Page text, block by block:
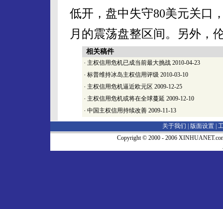
低开，盘中失守80美元关口
月的震荡盘整区间。另外，
相关稿件
· 主权信用危机已成当前最大挑战 2010-04-23
· 标普维持冰岛主权信用评级 2010-03-10
· 主权信用危机逼近欧元区 2009-12-25
· 主权信用危机或将在全球蔓延 2009-12-10
· 中国主权信用持续改善 2009-11-13
关于我们 | 版面设置
Copyright © 2000 - 2006